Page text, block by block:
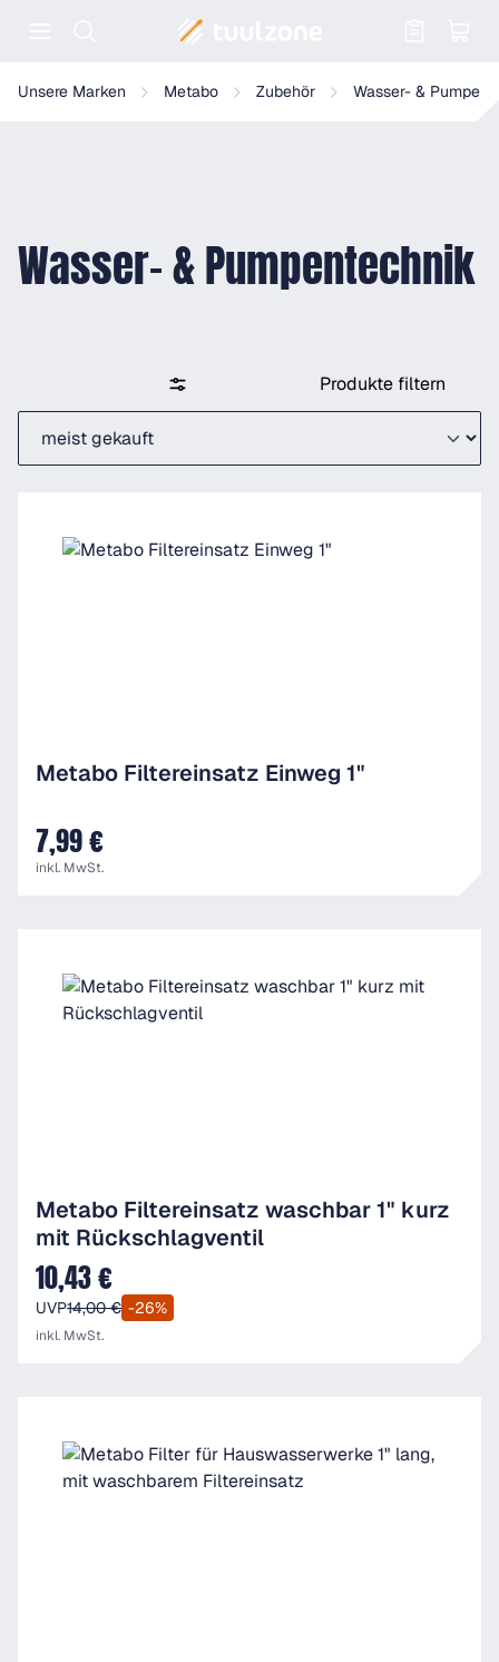
Unsere Marken Metabo Zubehör Wasser- &
Wasser- & Pumpentechnik
Produkte filtern
Metabo Filtereinsatz Einweg 1"
UVP
7,99 €
inkl. MwSt.
Metabo Filtereinsatz waschbar 1" kurz
mit Rückschlagventil
Verkaufspreis:
10,43 €
UVP14,00 € -26%
inkl. MwSt.